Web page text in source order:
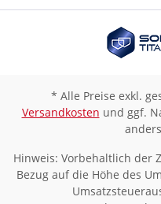
* Alle Preise exkl.
Versandkosten und ggf.
Hinweis: Vorbehaltlich der
Bezug auf die Höhe des